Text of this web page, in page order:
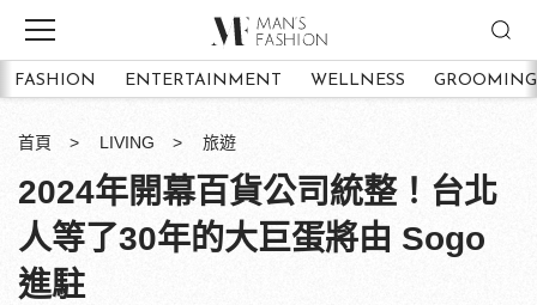
FASHION ENTERTAINMENT WELLNESS GROOMING
首頁 LIVING 旅遊
2024年開幕百貨公司統整！台北
人等了30年的大巨蛋將由 Sogo
進駐